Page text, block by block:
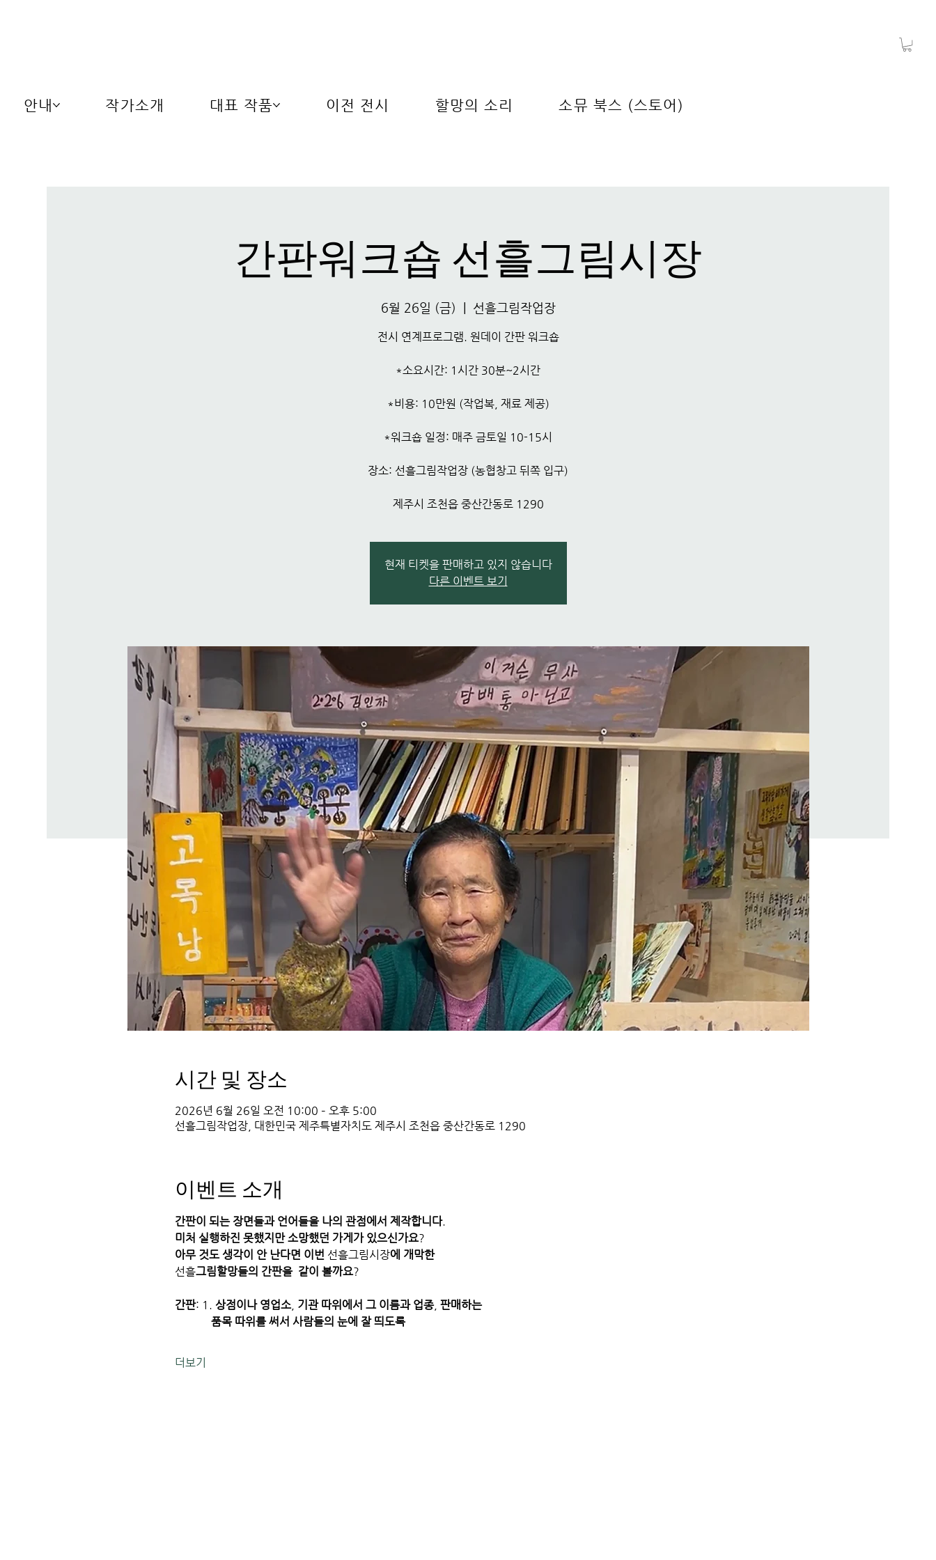
안내 작가소개 대표 작품 이전 전시 할망의 소리 소뮤 북스 (스토어)
간판워크숍 선흘그림시장
6월 26일 (금) 선흘그림작업장
전시 연계프로그램. 원데이 간판 워크숍
*소요시간: 1시간 30분~2시간
*비용: 10만원 (작업복, 재료 제공)
*워크숍 일정: 매주 금토일 10-15시
장소: 선흘그림작업장 (농협창고 뒤쪽 입구)
제주시 조천읍 중산간동로 1290
현재 티켓을 판매하고 있지 않습니다
다른 이벤트 보기
시간 및 장소
2026년 6월 26일 오전 10:00 – 오후 5:00
선흘그림작업장, 대한민국 제주특별자치도 제주시 조천읍 중산간동로 1290
이벤트 소개
간판이 되는 장면들과 언어들을 나의 관점에서 제작합니다.
미처 실행하진 못했지만 소망했던 가게가 있으신가요?
아무 것도 생각이 안 난다면 이번 선흘그림시장에 개막한
선흘그림할망들의 간판을 같이 볼까요?
간판: 1. 상점이나 영업소, 기관 따위에서 그 이름과 업종, 판매하는
품목 따위를 써서 사람들의 눈에 잘 띄도록
더보기